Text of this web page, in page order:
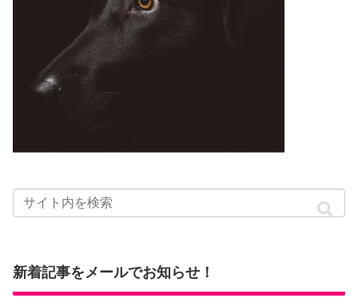
新着記事をメールでお知らせ！